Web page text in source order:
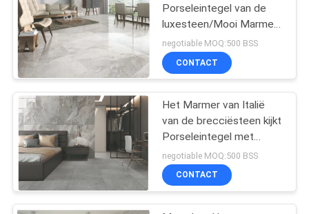
Porseleintegel van de
luxesteen/Mooi Marmer
zoals Keramische tegel
negotiable MOQ:500 BSS
CONTACT
Het Marmer van Italië
van de brecciësteen kijkt
Porseleintegel met
Opgepoetste/
negotiable MOQ:500 BSS
CONTACT